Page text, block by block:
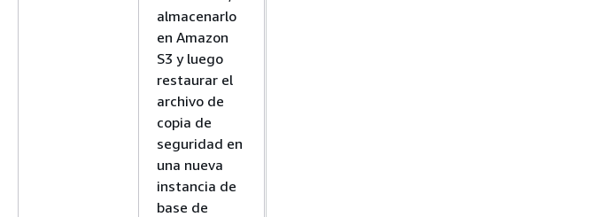
almacenarlo
en Amazon
S3 y luego
restaurar el
archivo de
copia de
seguridad en
una nueva
instancia de
base de